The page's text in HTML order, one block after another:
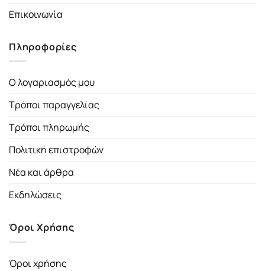
Επικοινωνία
Πληροφορίες
Ο λογαριασμός μου
Τρόποι παραγγελίας
Τρόποι πληρωμής
Πολιτική επιστροφών
Νέα και άρθρα
Εκδηλώσεις
Όροι Χρήσης
Όροι χρήσης